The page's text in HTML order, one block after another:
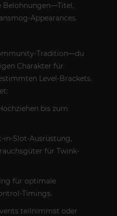
Belohnungen—Titel,
Appearances.
Tradition—du
Charakter für
Level-Brackets.
bis zum
in-Slot-Ausrüstung,
für Twink-
für optimale
Timings.
teilnimmst oder